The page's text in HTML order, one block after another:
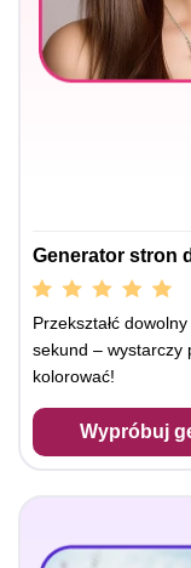
Generator stron
Przekształć
sekund – wystarczy
kolorować!
Wypróbuj